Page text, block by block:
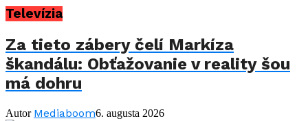
Televízia
Za tieto zábery čelí Markíza
škandálu: Obťažovanie v reality šou
má dohru
Autor Mediaboom6. augusta 2026